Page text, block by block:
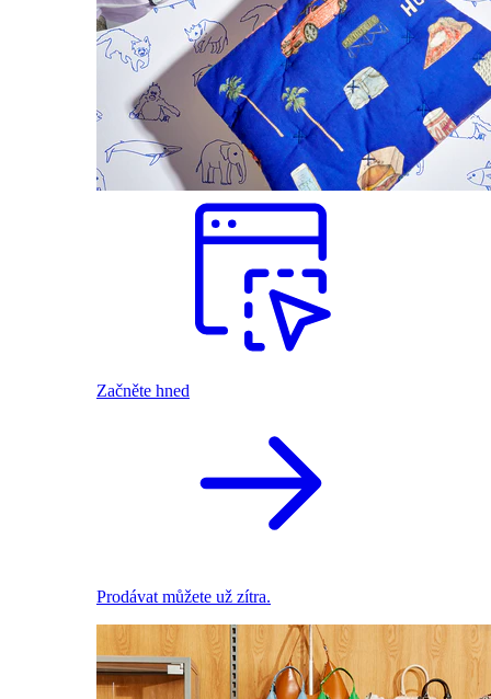
Začněte hned
Prodávat můžete už zítra.